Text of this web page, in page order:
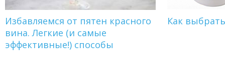
Избавляемся от пятен красного
вина. Легкие (и самые
эффективные!) способы
Как